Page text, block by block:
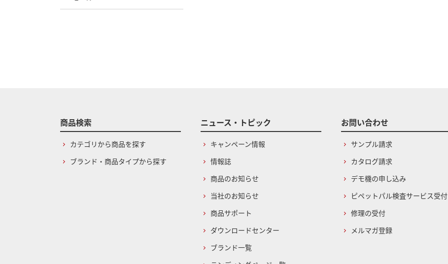
商品検索
カテゴリから商品を探す
ブランド・商品タイプから探す
ニュース・トピック
キャンペーン情報
情報誌
商品のお知らせ
当社のお知らせ
商品サポート
ダウンロードセンター
ブランド一覧
お問い合わせ
サンプル請求
カタログ請求
デモ機の申し込み
ピペットパル検査サービス受付
修理の受付
メルマガ登録